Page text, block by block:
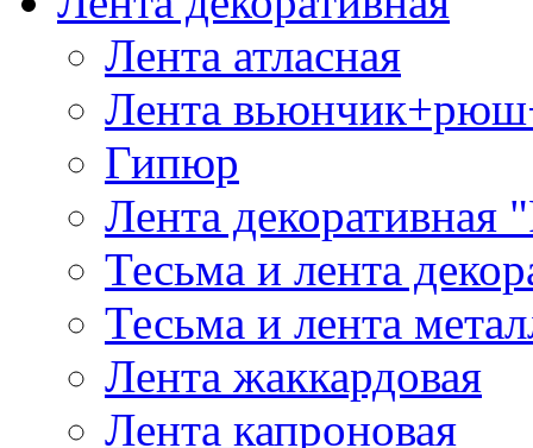
Лента атласная
Лента
Гипюр
Лента декоративная
Тесьма и лента
Тесьма и лента
Лента жаккардовая
Лента капроновая